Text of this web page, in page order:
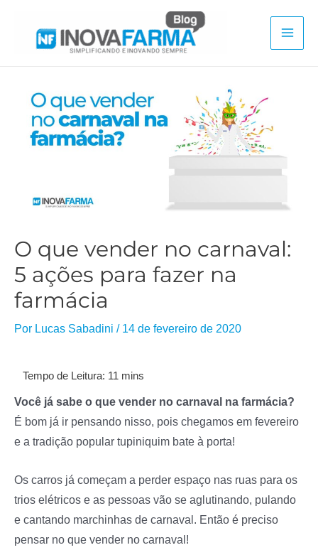
Main
O que vender no carnaval:
5 ações para fazer na
farmácia
Por Lucas Sabadini / 14 de fevereiro de 2020
Você já sabe o que vender no carnaval na farmácia?
É bom já ir pensando nisso, pois chegamos em fevereiro
e a tradição popular tupiniquim bate à porta!
Os carros já começam a perder espaço nas ruas para os
trios elétricos e as pessoas vão se aglutinando, pulando
e cantando marchinhas de carnaval. Então é preciso
pensar no que vender no carnaval!